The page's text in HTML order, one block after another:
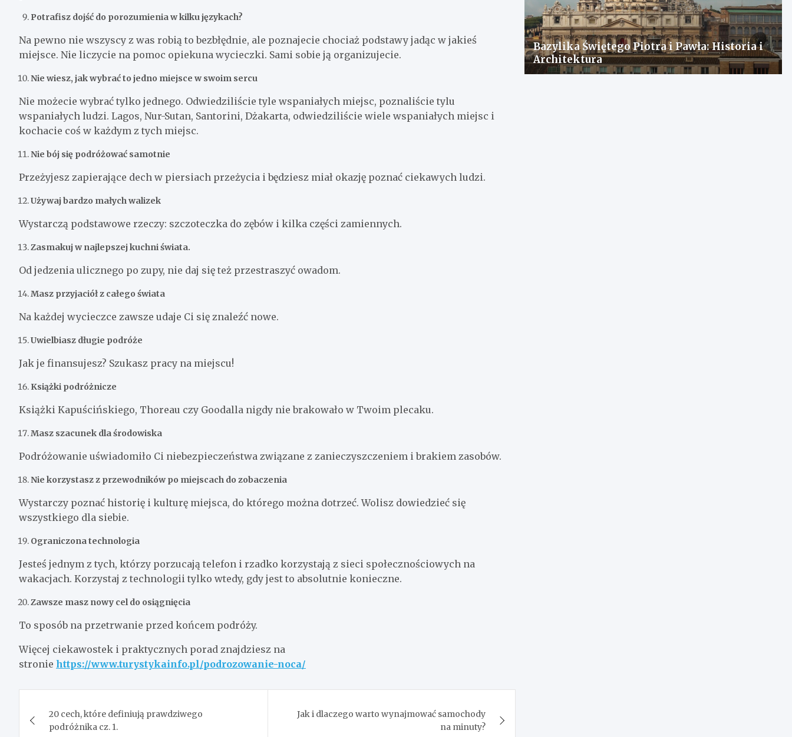
Potrafisz dojść do porozumienia w kilku językach?
Na pewno nie wszyscy z was robią to bezbłędnie, ale poznajecie chociaż podstawy jadąc w jakieś
miejsce. Nie liczycie na pomoc opiekuna wycieczki. Sami sobie ją organizujecie.
Nie wiesz, jak wybrać to jedno miejsce w swoim sercu
Nie możecie wybrać tylko jednego. Odwiedziliście tyle wspaniałych miejsc, poznaliście tylu
wspaniałych ludzi. Lagos, Nur-Sutan, Santorini, Dżakarta, odwiedziliście wiele wspaniałych miejsc i
kochacie coś w każdym z tych miejsc.
Nie bój się podróżować samotnie
Przeżyjesz zapierające dech w piersiach przeżycia i będziesz miał okazję poznać ciekawych ludzi.
Używaj bardzo małych walizek
Wystarczą podstawowe rzeczy: szczoteczka do zębów i kilka części zamiennych.
Zasmakuj w najlepszej kuchni świata.
Od jedzenia ulicznego po zupy, nie daj się też przestraszyć owadom.
Masz przyjaciół z całego świata
Na każdej wycieczce zawsze udaje Ci się znaleźć nowe.
Uwielbiasz długie podróże
Jak je finansujesz? Szukasz pracy na miejscu!
Książki podróżnicze
Książki Kapuścińskiego, Thoreau czy Goodalla nigdy nie brakowało w Twoim plecaku.
Masz szacunek dla środowiska
Podróżowanie uświadomiło Ci niebezpieczeństwa związane z zanieczyszczeniem i brakiem zasobów.
Nie korzystasz z przewodników po miejscach do zobaczenia
Wystarczy poznać historię i kulturę miejsca, do którego można dotrzeć. Wolisz dowiedzieć się
wszystkiego dla siebie.
Ograniczona technologia
Jesteś jednym z tych, którzy porzucają telefon i rzadko korzystają z sieci społecznościowych na
wakacjach. Korzystaj z technologii tylko wtedy, gdy jest to absolutnie konieczne.
Zawsze masz nowy cel do osiągnięcia
To sposób na przetrwanie przed końcem podróży.
Więcej ciekawostek i praktycznych porad znajdziesz na
stronie https://www.turystykainfo.pl/podrozowanie-noca/
wpisu
20 cech, które definiują prawdziwego
podróżnika cz. 1.
Jak i dlaczego warto wynajmować samochody
na minuty?
Bazylika Świętego Piotra i Pawła: Historia i
Architektura